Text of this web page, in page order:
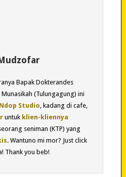
Bapak Dokterandes
(Tulungagung) ini
Ndop Studio , kadang di cafe,
untuk klien-kliennya
seniman (KTP) yang
. Wantuno mi mor? Just click
Thank you beb!